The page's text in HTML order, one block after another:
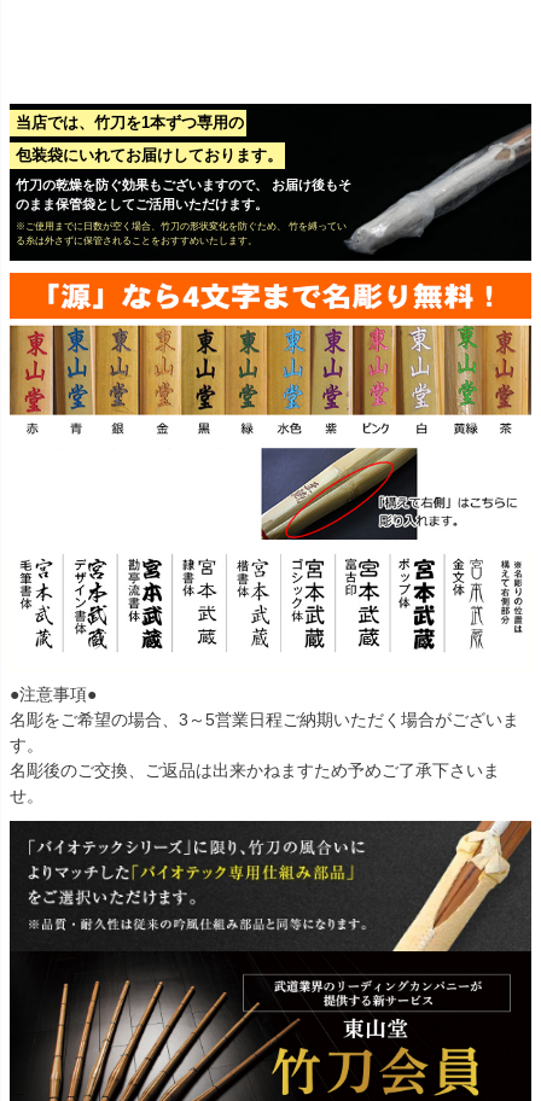
当店では、竹刀を1本ずつ専用の
包装袋にいれてお届けしております。
竹刀の乾燥を防ぐ効果もございますので、 お届け後もそ
のまま保管袋としてご活用いただけます。
※ご使用までに日数が空く場合、竹刀の形状変化を防ぐため、 竹を縛ってい
る糸は外さずに保管されることをおすすめいたします。
●注意事項●
名彫をご希望の場合、3～5営業日程ご納期いただく場合がございま
す。
名彫後のご交換、ご返品は出来かねますため予めご了承下さいま
せ。